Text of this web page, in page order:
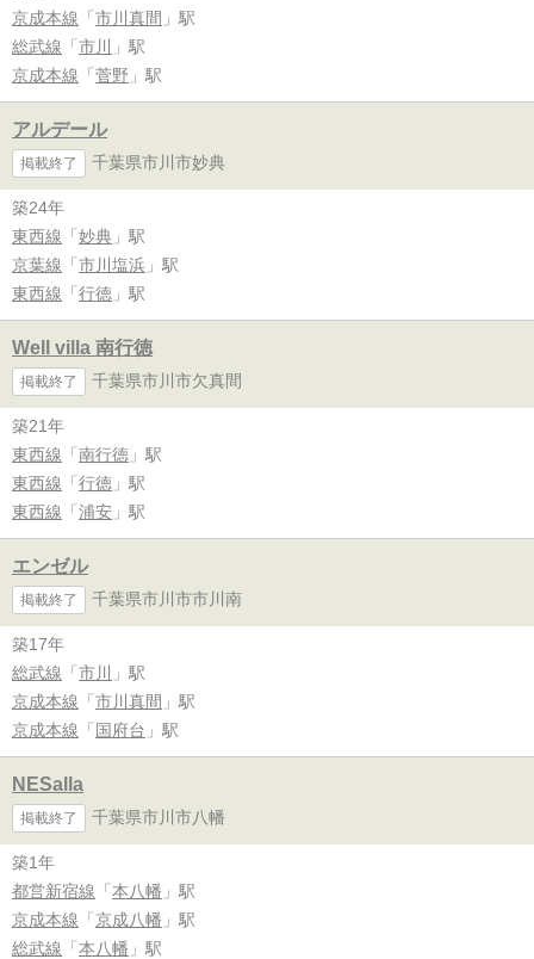
京成本線 「 市川真間 」駅
総武線 「 市川
」駅
京成本線 「 菅野 」駅
アルデール
掲載終了 千葉県市川市妙典
築24年
東西線 「 妙典 」駅
京葉線 「 市川塩浜 」駅
東西線 「 行徳 」駅
Well villa 南行徳
掲載終了 千葉県市川市欠真間
築21年
東西線 「 南行徳 」駅
東西線 「 行徳 」駅
東西線 「 浦安 」駅
エンゼル
掲載終了 千葉県市川市市川南
築17年
総武線 「 市川
」駅
京成本線 「 市川真間 」駅
京成本線 「 国府台 」駅
NESalla
掲載終了 千葉県市川市八幡
築1年
都営新宿線 「 本八幡 」駅
京成本線 「 京成八幡 」駅
総武線 「 本八幡 」駅